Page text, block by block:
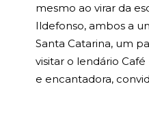
mesmo ao virar da
Ildefonso, ambos a
Santa Catarina, um
visitar o lendário
e encantadora,